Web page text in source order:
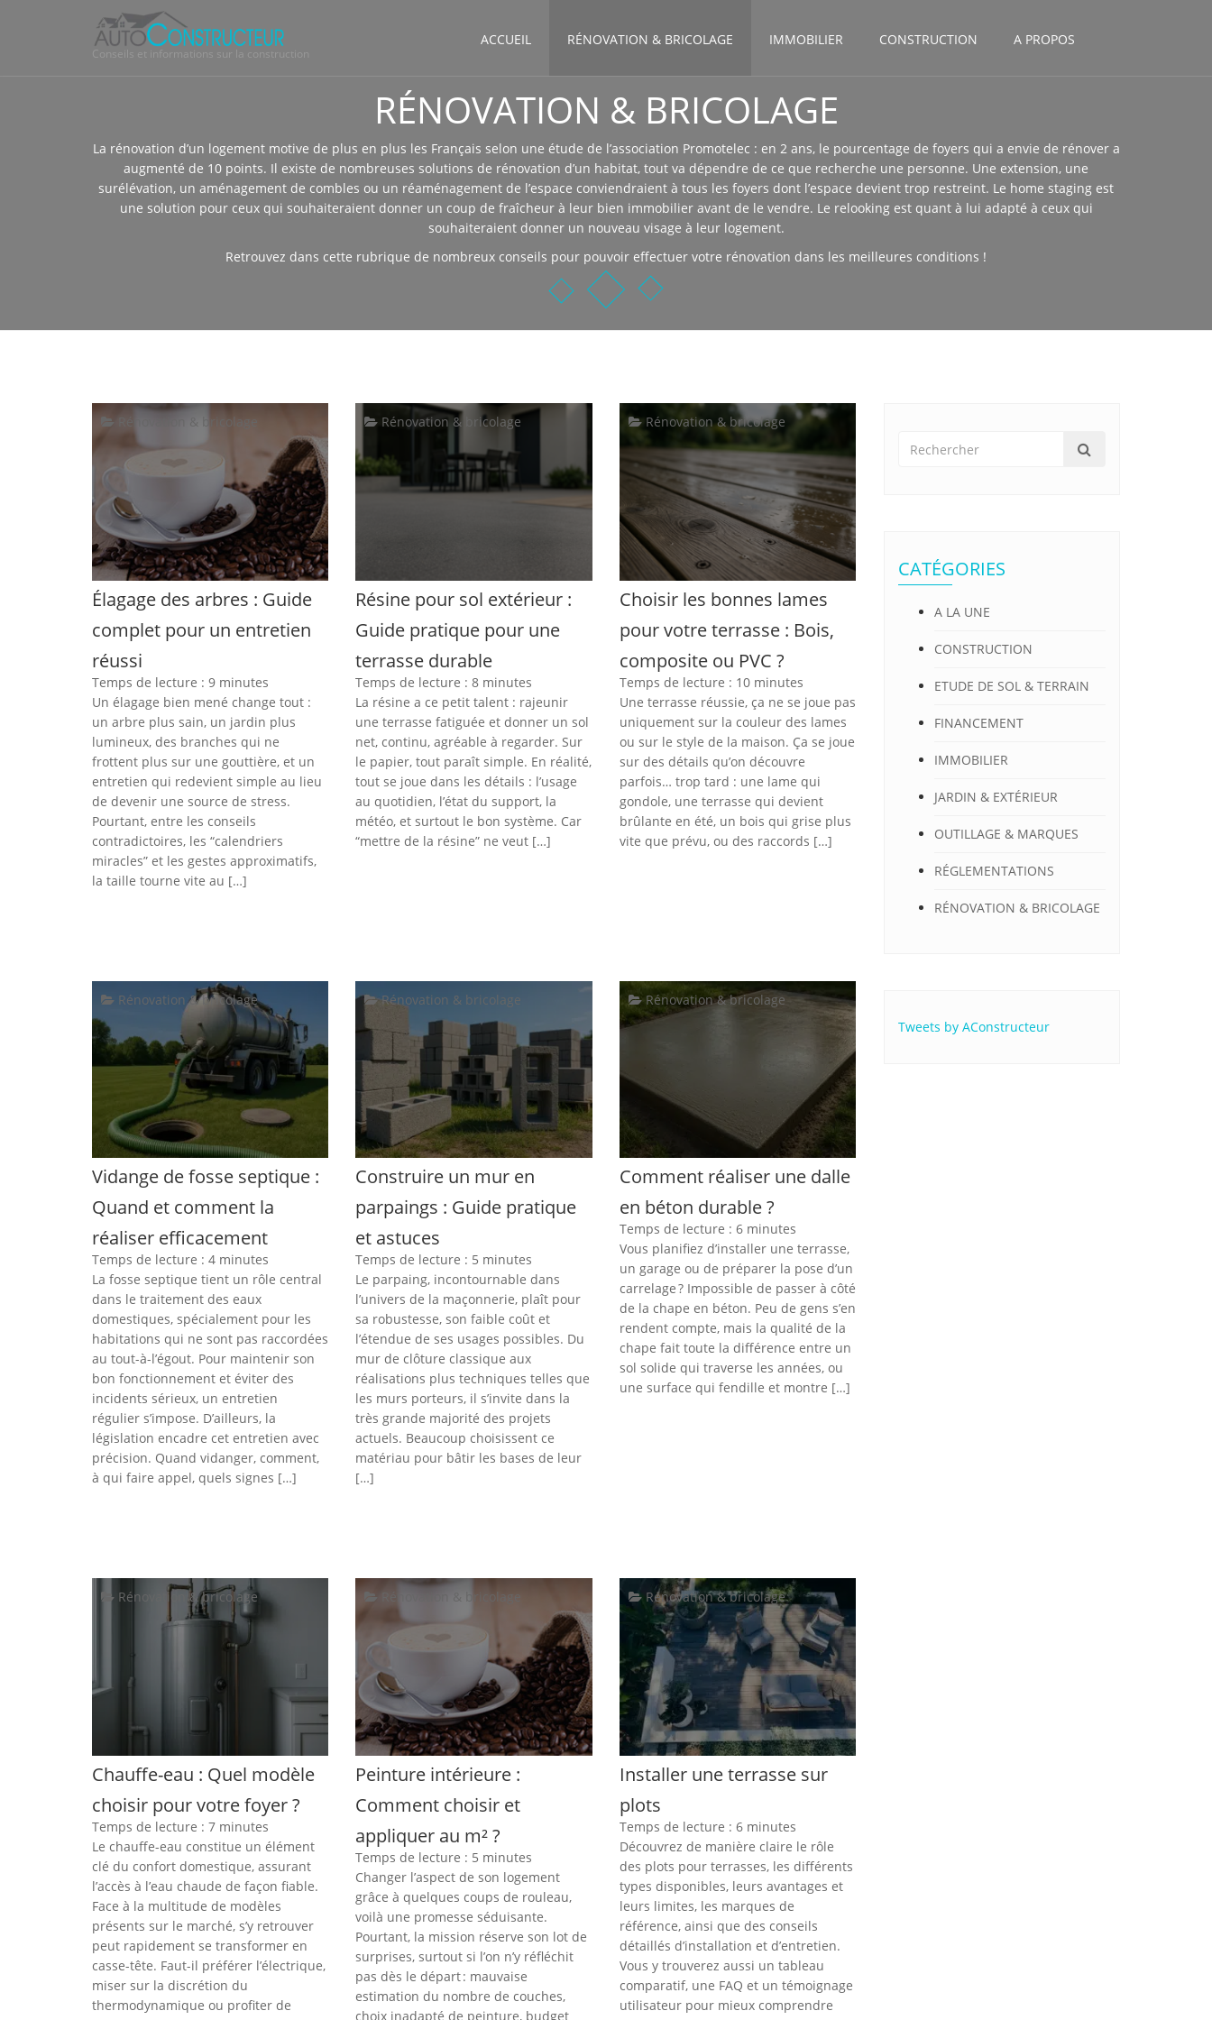
Conseils et informations sur la construction
ACCUEIL RÉNOVATION & BRICOLAGE IMMOBILIER CONSTRUCTION A PROPOS
RÉNOVATION & BRICOLAGE
La rénovation d’un logement motive de plus en plus les Français selon une étude de l’association Promotelec : en 2 ans, le pourcentage de foyers qui a envie de rénover a
augmenté de 10 points. Il existe de nombreuses solutions de rénovation d’un habitat, tout va dépendre de ce que recherche une personne. Une extension, une
surélévation, un aménagement de combles ou un réaménagement de l’espace conviendraient à tous les foyers dont l’espace devient trop restreint. Le home staging est
une solution pour ceux qui souhaiteraient donner un coup de fraîcheur à leur bien immobilier avant de le vendre. Le relooking est quant à lui adapté à ceux qui
souhaiteraient donner un nouveau visage à leur logement.
Retrouvez dans cette rubrique de nombreux conseils pour pouvoir effectuer votre rénovation dans les meilleures conditions !
Rénovation & bricolage
Élagage des arbres : Guide
complet pour un entretien
réussi
Temps de lecture : 9 minutes
Un élagage bien mené change tout :
un arbre plus sain, un jardin plus
lumineux, des branches qui ne
frottent plus sur une gouttière, et un
entretien qui redevient simple au lieu
de devenir une source de stress.
Pourtant, entre les conseils
contradictoires, les “calendriers
miracles” et les gestes approximatifs,
la taille tourne vite au […]
Rénovation & bricolage
Résine pour sol extérieur :
Guide pratique pour une
terrasse durable
Temps de lecture :8 minutes
La résine a ce petit talent : rajeunir
une terrasse fatiguée et donner un sol
net, continu, agréable à regarder. Sur
le papier, tout paraît simple. En réalité,
tout se joue dans les détails : l’usage
au quotidien, l’état du support, la
météo, et surtout le bon système. Car
“mettre de la résine” ne veut […]
Rénovation & bricolage
Choisir les bonnes lames
pour votre terrasse : Bois,
composite ou PVC ?
Temps de lecture : 10 minutes
Une terrasse réussie, ça ne se joue pas
uniquement sur la couleur des lames
ou sur le style de la maison. Ça se joue
sur des détails qu’on découvre
parfois… trop tard : une lame qui
gondole, une terrasse qui devient
brûlante en été, un bois qui grise plus
vite que prévu, ou des raccords […]
Rénovation & bricolage
Vidange de fosse septique :
Quand et comment la
réaliser efficacement
Temps de lecture : 4 minutes
La fosse septique tient un rôle central
dans le traitement des eaux
domestiques, spécialement pour les
habitations qui ne sont pas raccordées
au tout-à-l’égout. Pour maintenir son
bon fonctionnement et éviter des
incidents sérieux, un entretien
régulier s’impose. D’ailleurs, la
législation encadre cet entretien avec
précision. Quand vidanger, comment,
à qui faire appel, quels signes […]
Rénovation & bricolage
Construire un mur en
parpaings : Guide pratique
et astuces
Temps de lecture : 5 minutes
Le parpaing, incontournable dans
l’univers de la maçonnerie, plaît pour
sa robustesse, son faible coût et
l’étendue de ses usages possibles. Du
mur de clôture classique aux
réalisations plus techniques telles que
les murs porteurs, il s’invite dans la
très grande majorité des projets
actuels. Beaucoup choisissent ce
matériau pour bâtir les bases de leur
[…]
Rénovation & bricolage
Comment réaliser une dalle
en béton durable ?
Temps de lecture : 6 minutes
Vous planifiez d’installer une terrasse,
un garage ou de préparer la pose d’un
carrelage ? Impossible de passer à côté
de la chape en béton. Peu de gens s’en
rendent compte, mais la qualité de la
chape fait toute la différence entre un
sol solide qui traverse les années, ou
une surface qui fendille et montre […]
Rénovation & bricolage
Chauffe-eau : Quel modèle
choisir pour votre foyer ?
Temps de lecture : 7 minutes
Le chauffe-eau constitue un élément
clé du confort domestique, assurant
l’accès à l’eau chaude de façon fiable.
Face à la multitude de modèles
présents sur le marché, s’y retrouver
peut rapidement se transformer en
casse-tête. Faut-il préférer l’électrique,
miser sur la discrétion du
thermodynamique ou profiter de
Rénovation & bricolage
Peinture intérieure :
Comment choisir et
appliquer au m² ?
Temps de lecture : 5 minutes
Changer l’aspect de son logement
grâce à quelques coups de rouleau,
voilà une promesse séduisante.
Pourtant, la mission réserve son lot de
surprises, surtout si l’on n’y réfléchit
pas dès le départ : mauvaise
estimation du nombre de couches,
choix inadapté de peinture, budget
Rénovation & bricolage
Installer une terrasse sur
plots
Temps de lecture : 6 minutes
Découvrez de manière claire le rôle
des plots pour terrasses, les différents
types disponibles, leurs avantages et
leurs limites, les marques de
référence, ainsi que des conseils
détaillés d’installation et d’entretien.
Vous y trouverez aussi un tableau
comparatif, une FAQ et un témoignage
utilisateur pour mieux comprendre
CATÉGORIES
A LA UNE
CONSTRUCTION
ETUDE DE SOL & TERRAIN
FINANCEMENT
IMMOBILIER
JARDIN & EXTÉRIEUR
OUTILLAGE & MARQUES
RÉGLEMENTATIONS
RÉNOVATION & BRICOLAGE
Tweets by AConstructeur